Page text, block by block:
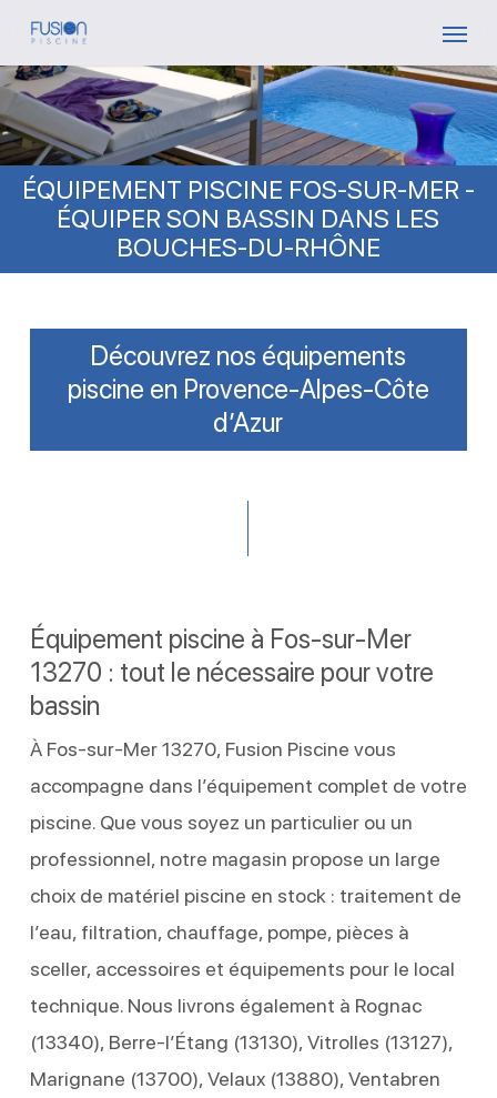
Skip
main
content
ÉQUIPEMENT PISCINE FOS-SUR-MER -
ÉQUIPER SON BASSIN DANS LES
BOUCHES-DU-RHÔNE
Découvrez nos équipements
piscine en Provence-Alpes-Côte
d’Azur
Équipement piscine à Fos-sur-Mer
13270 : tout le nécessaire pour votre
bassin
À Fos-sur-Mer 13270, Fusion Piscine vous
accompagne dans l’équipement complet de votre
piscine. Que vous soyez un particulier ou un
professionnel, notre magasin propose un large
choix de matériel piscine en stock : traitement de
l’eau, filtration, chauffage, pompe, pièces à
sceller, accessoires et équipements pour le local
technique. Nous livrons également à Rognac
(13340), Berre-l’Étang (13130), Vitrolles (13127),
Marignane (13700), Velaux (13880), Ventabren